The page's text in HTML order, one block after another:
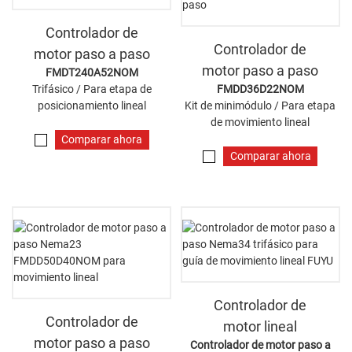
Controlador de
motor paso a paso
FMDT240A52NOM
Trifásico / Para etapa de
posicionamiento lineal
Comparar ahora
Controlador de
motor paso a paso
FMDD36D22NOM
Kit de minimódulo / Para etapa
de movimiento lineal
Comparar ahora
Controlador de
motor paso a paso
Controlador de
motor lineal
Controlador de motor paso a